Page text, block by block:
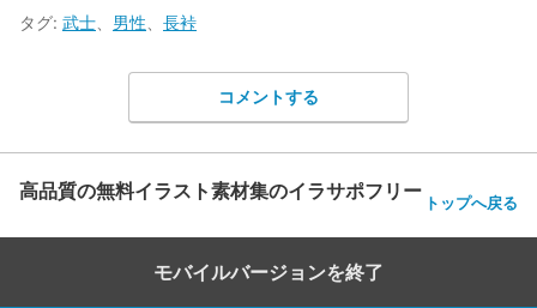
タグ: 武士 男性 長裃
コメントする
高品質の無料イラスト素材集のイラサポフリー トップへ戻る
モバイルバージョンを終了